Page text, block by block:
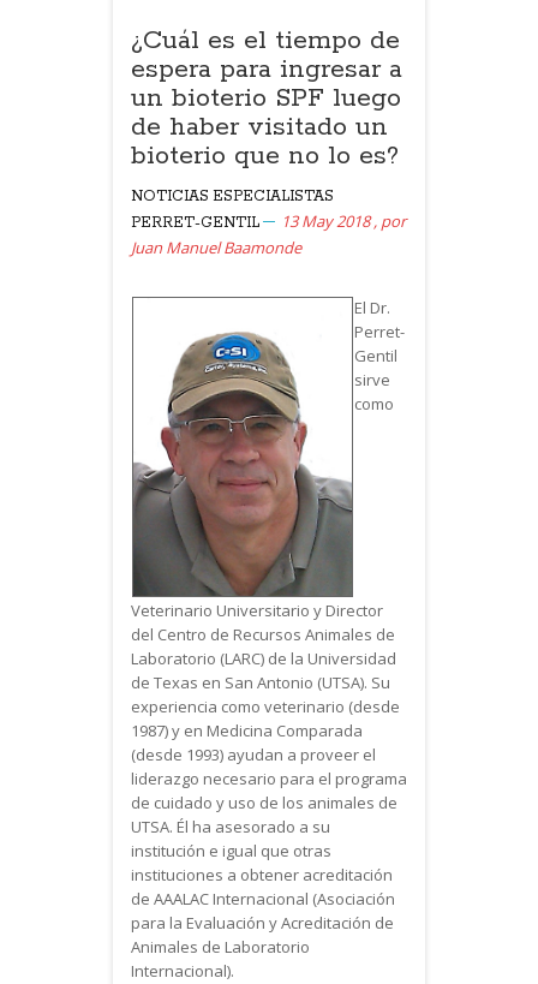
¿Cuál es el tiempo de
espera para ingresar a
un bioterio SPF luego
de haber visitado un
bioterio que no lo es?
NOTICIAS ESPECIALISTAS
PERRET-GENTIL
13 May 2018 , por
Juan Manuel Baamonde
El Dr.
Perret-
Gentil
sirve
como
Veterinario Universitario y Director
del Centro de Recursos Animales de
Laboratorio (LARC) de la Universidad
de Texas en San Antonio (UTSA). Su
experiencia como veterinario (desde
1987) y en Medicina Comparada
(desde 1993) ayudan a proveer el
liderazgo necesario para el programa
de cuidado y uso de los animales de
UTSA. Él ha asesorado a su
institución e igual que otras
instituciones a obtener acreditación
de AAALAC Internacional (Asociación
para la Evaluación y Acreditación de
Animales de Laboratorio
Internacional).